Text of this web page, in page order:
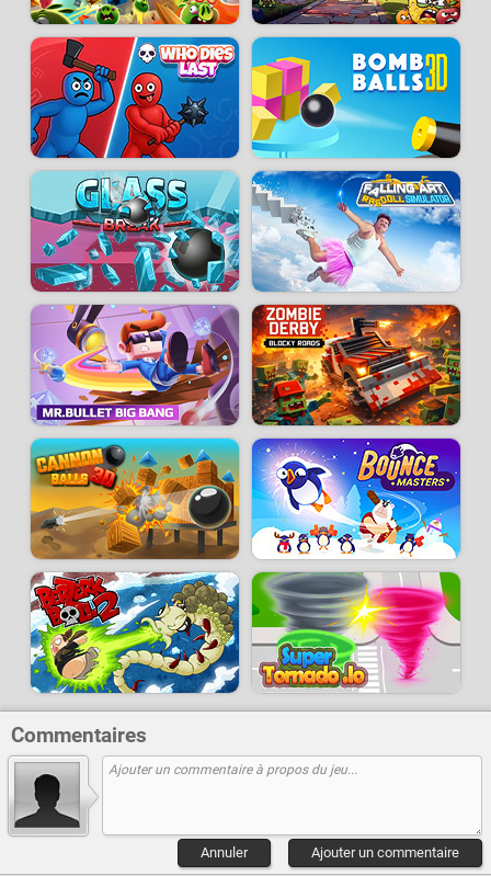
Commentaires
Ajouter un commentaire
Annuler